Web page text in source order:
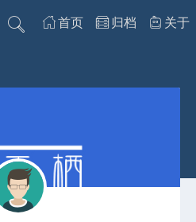
首页 归档 关于